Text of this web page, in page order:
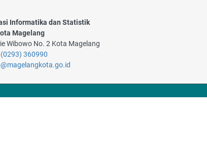
Informatika dan Statistik
Magelang
Wibowo No. 2 Kota Magelang
(0293) 360990